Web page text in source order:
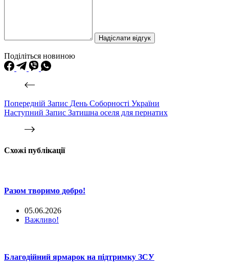
Надіслати відгук
Поділіться новиною
Попередній Запис День Соборності України
Наступний Запис Затишна оселя для пернатих
Схожі публікації
Разом творимо добро!
05.06.2026
Важливо!
Благодійний ярмарок на підтримку ЗСУ